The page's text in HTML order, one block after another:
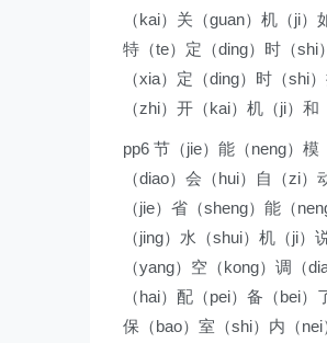
（kai）关（guan）机（ji
特（te）定（ding）时（shi
（xia）定（ding）时（shi
（zhi）开（kai）机（ji）
pp6 节（jie）能（neng）
（diao）会（hui）自（zi
（jie）省（sheng）能（
（jing）水（shui）机（ji
（yang）空（kong）调（
（hai）配（pei）备（bei
保（bao）室（shi）内（